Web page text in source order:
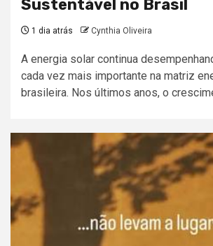
Sustentável no Brasil
1 dia atrás Cynthia Oliveira
A energia solar continua
cada vez mais importante na matriz
brasileira. Nos últimos anos, o